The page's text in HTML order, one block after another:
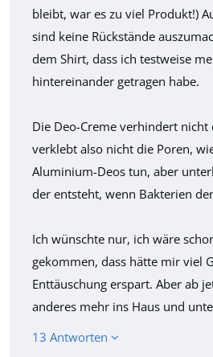
bleibt, war es zu viel Produkt!)
sind keine Rückstände
dem Shirt, dass ich testweise
hintereinander getragen habe.
Die Deo-Creme verhindert nicht
verklebt also nicht die Poren,
Aluminium-Deos tun, aber
der entsteht, wenn Bakterien
Ich wünschte nur, ich wäre
gekommen, dass hätte mir viel
Enttäuschung erspart. Aber ab
anderes mehr ins Haus und
13 Antworten